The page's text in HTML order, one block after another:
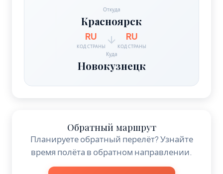
Откуда
Красноярск
RU
КОД СТРАНЫ
RU
КОД СТРАНЫ
Куда
Новокузнецк
Обратный маршрут
Планируете обратный перелёт? Узнайте
время полёта в обратном направлении.